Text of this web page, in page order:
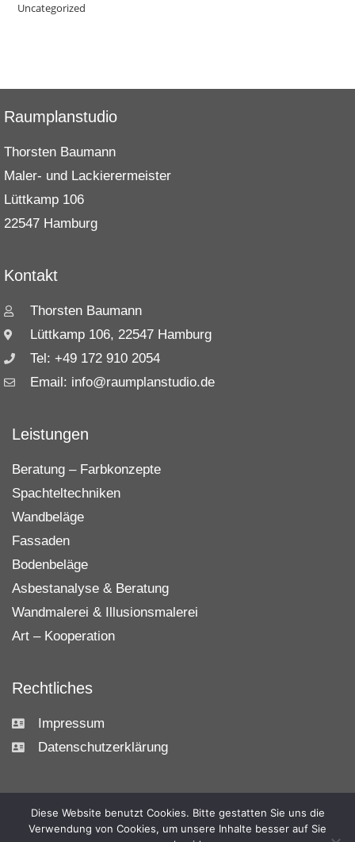
Uncategorized
Raumplanstudio
Thorsten Baumann
Maler- und Lackierermeister
Lüttkamp 106
22547 Hamburg
Kontakt
Thorsten Baumann
Lüttkamp 106, 22547 Hamburg
Tel: +49 172 910 2054
Email: info@raumplanstudio.de
Leistungen
Beratung – Farbkonzepte
Spachteltechniken
Wandbeläge
Fassaden
Bodenbeläge
Asbestanalyse & Beratung
Wandmalerei & Illusionsmalerei
Art – Kooperation
Rechtliches
Impressum
Datenschutzerklärung
RAUMPLANSTUDIO
Diese Website benutzt Cookies. Bitte gestatten Sie uns die
Verwendung von Cookies, um unsere Inhalte besser auf Sie